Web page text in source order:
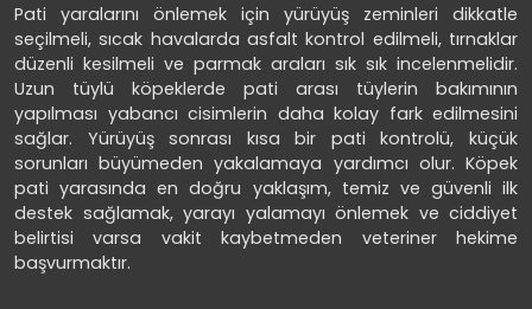
Pati yaralarını önlemek için yürüyüş zeminleri dikkatle
seçilmeli, sıcak havalarda asfalt kontrol edilmeli, tırnaklar
düzenli kesilmeli ve parmak araları sık sık incelenmelidir.
Uzun tüylü köpeklerde pati arası tüylerin bakımının
yapılması yabancı cisimlerin daha kolay fark edilmesini
sağlar. Yürüyüş sonrası kısa bir pati kontrolü, küçük
sorunları büyümeden yakalamaya yardımcı olur. Köpek
pati yarasında en doğru yaklaşım, temiz ve güvenli ilk
destek sağlamak, yarayı yalamayı önlemek ve ciddiyet
belirtisi varsa vakit kaybetmeden veteriner hekime
başvurmaktır.